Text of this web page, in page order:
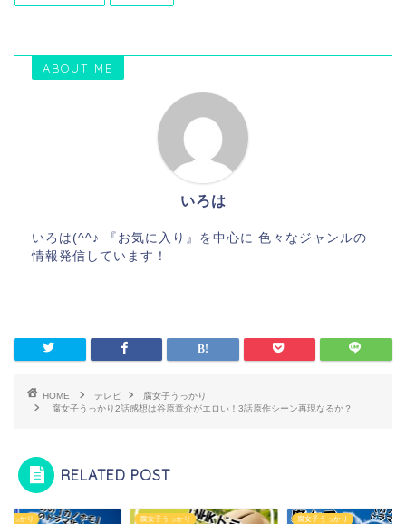
ABOUT ME
いろは
いろは(^^♪ 『お気に入り』を中心に 色々なジャンルの
情報発信しています！
HOME テレビ
腐女子うっかり
腐女子うっかり2話感想は谷原章介がエロい！3話原作シーン再現なるか？
RELATED POST
うっかり 腐女子うっかり 腐女子うっかり